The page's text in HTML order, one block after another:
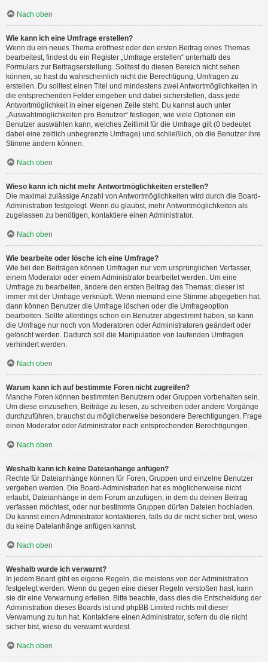
Nach oben
Wie kann ich eine Umfrage erstellen?
Wenn du ein neues Thema eröffnest oder den ersten Beitrag eines Themas
bearbeitest, findest du ein Register „Umfrage erstellen“ unterhalb des
Formulars zur Beitragserstellung. Solltest du diesen Bereich nicht sehen
können, so hast du wahrscheinlich nicht die Berechtigung, Umfragen zu
erstellen. Du solltest einen Titel und mindestens zwei Antwortmöglichkeiten in
die entsprechenden Felder eingeben und dabei sicherstellen, dass jede
Antwortmöglichkeit in einer eigenen Zeile steht. Du kannst auch unter
„Auswahlmöglichkeiten pro Benutzer“ festlegen, wie viele Optionen ein
Benutzer auswählen kann, welches Zeitlimit für die Umfrage gilt (0 bedeutet
dabei eine zeitlich unbegrenzte Umfrage) und schließlich, ob die Benutzer ihre
Stimme ändern können.
Nach oben
Wieso kann ich nicht mehr Antwortmöglichkeiten erstellen?
Die maximal zulässige Anzahl von Antwortmöglichkeiten wird durch die Board-
Administration festgelegt. Wenn du glaubst, mehr Antwortmöglichkeiten als
zugelassen zu benötigen, kontaktiere einen Administrator.
Nach oben
Wie bearbeite oder lösche ich eine Umfrage?
Wie bei den Beiträgen können Umfragen nur vom ursprünglichen Verfasser,
einem Moderator oder einem Administrator bearbeitet werden. Um eine
Umfrage zu bearbeiten, ändere den ersten Beitrag des Themas; dieser ist
immer mit der Umfrage verknüpft. Wenn niemand eine Stimme abgegeben hat,
dann können Benutzer die Umfrage löschen oder die Umfrageoption
bearbeiten. Sollte allerdings schon ein Benutzer abgestimmt haben, so kann
die Umfrage nur noch von Moderatoren oder Administratoren geändert oder
gelöscht werden. Dadurch soll die Manipulation von laufenden Umfragen
verhindert werden.
Nach oben
Warum kann ich auf bestimmte Foren nicht zugreifen?
Manche Foren können bestimmten Benutzern oder Gruppen vorbehalten sein.
Um diese einzusehen, Beiträge zu lesen, zu schreiben oder andere Vorgänge
durchzuführen, brauchst du möglicherweise besondere Berechtigungen. Frage
einen Moderator oder Administrator nach entsprechenden Berechtigungen.
Nach oben
Weshalb kann ich keine Dateianhänge anfügen?
Rechte für Dateianhänge können für Foren, Gruppen und einzelne Benutzer
vergeben werden. Die Board-Administration hat es möglicherweise nicht
erlaubt, Dateianhänge in dem Forum anzufügen, in dem du deinen Beitrag
verfassen möchtest, oder nur bestimmte Gruppen dürfen Dateien hochladen.
Du kannst einen Administrator kontaktieren, falls du dir nicht sicher bist, wieso
du keine Dateianhänge anfügen kannst.
Nach oben
Weshalb wurde ich verwarnt?
In jedem Board gibt es eigene Regeln, die meistens von der Administration
festgelegt werden. Wenn du gegen eine dieser Regeln verstoßen hast, kann
sie dir eine Verwarnung erteilen. Bitte beachte, dass dies die Entscheidung der
Administration dieses Boards ist und phpBB Limited nichts mit dieser
Verwarnung zu tun hat. Kontaktiere einen Administrator, sofern du die nicht
sicher bist, wieso du verwarnt wurdest.
Nach oben